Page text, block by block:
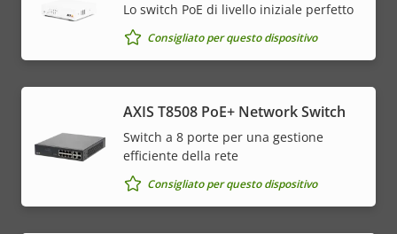
Lo switch PoE di livello iniziale perfetto
Consigliato per questo dispositivo
AXIS T8508 PoE+ Network Switch
Switch a 8 porte per una gestione
efficiente della rete
Consigliato per questo dispositivo